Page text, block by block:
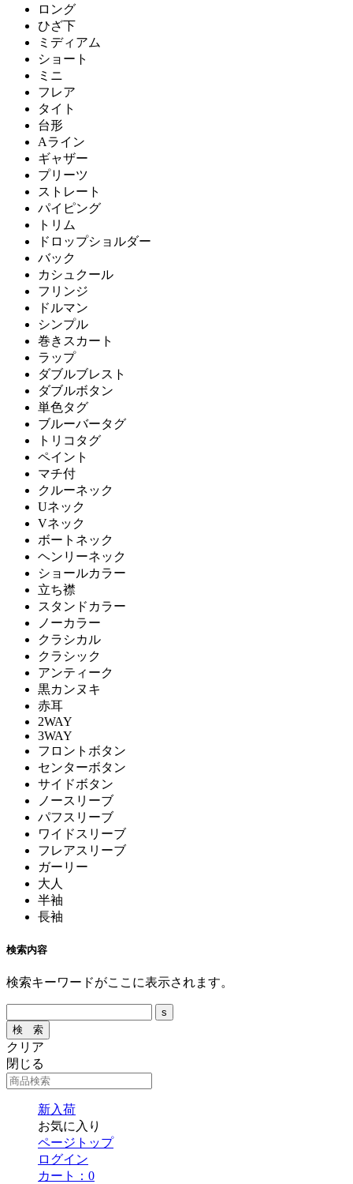
ロング
ひざ下
ミディアム
ショート
ミニ
フレア
タイト
台形
Aライン
ギャザー
プリーツ
ストレート
パイピング
トリム
ドロップショルダー
バック
カシュクール
フリンジ
ドルマン
シンプル
巻きスカート
ラップ
ダブルブレスト
ダブルボタン
単色タグ
ブルーバータグ
トリコタグ
ペイント
マチ付
クルーネック
Uネック
Vネック
ボートネック
ヘンリーネック
ショールカラー
立ち襟
スタンドカラー
ノーカラー
クラシカル
クラシック
アンティーク
黒カンヌキ
赤耳
2WAY
3WAY
フロントボタン
センターボタン
サイドボタン
ノースリーブ
パフスリーブ
ワイドスリーブ
フレアスリーブ
ガーリー
大人
半袖
長袖
検索内容
検索キーワードがここに表示されます。
クリア
閉じる
新入荷
お気に入り
ページトップ
ログイン
カート： 0